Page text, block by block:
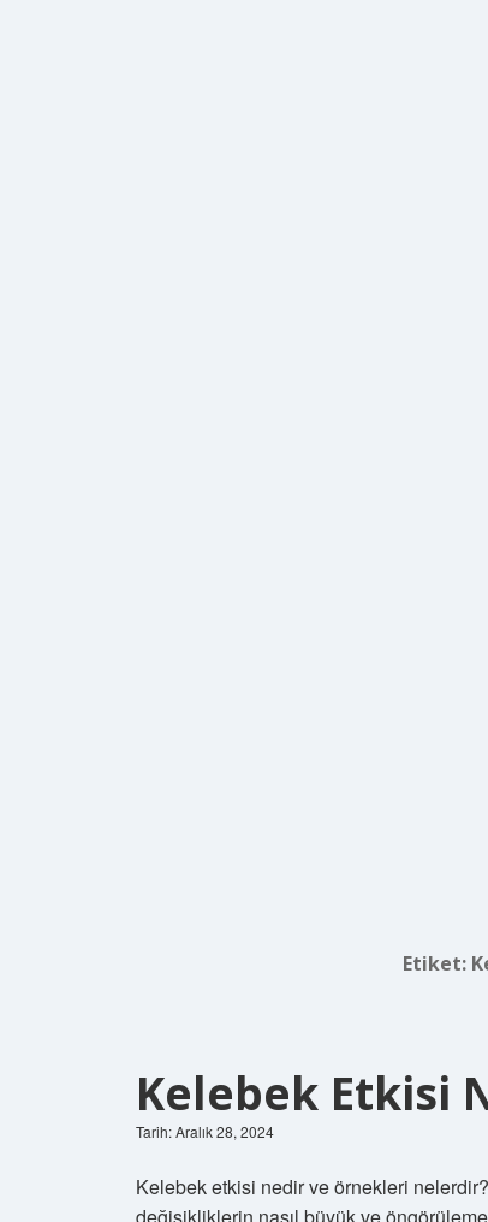
Etiket:
Kelebek Etkisi
Tarih: Aralık 28, 2024
Kelebek etkisi nedir ve örnekleri